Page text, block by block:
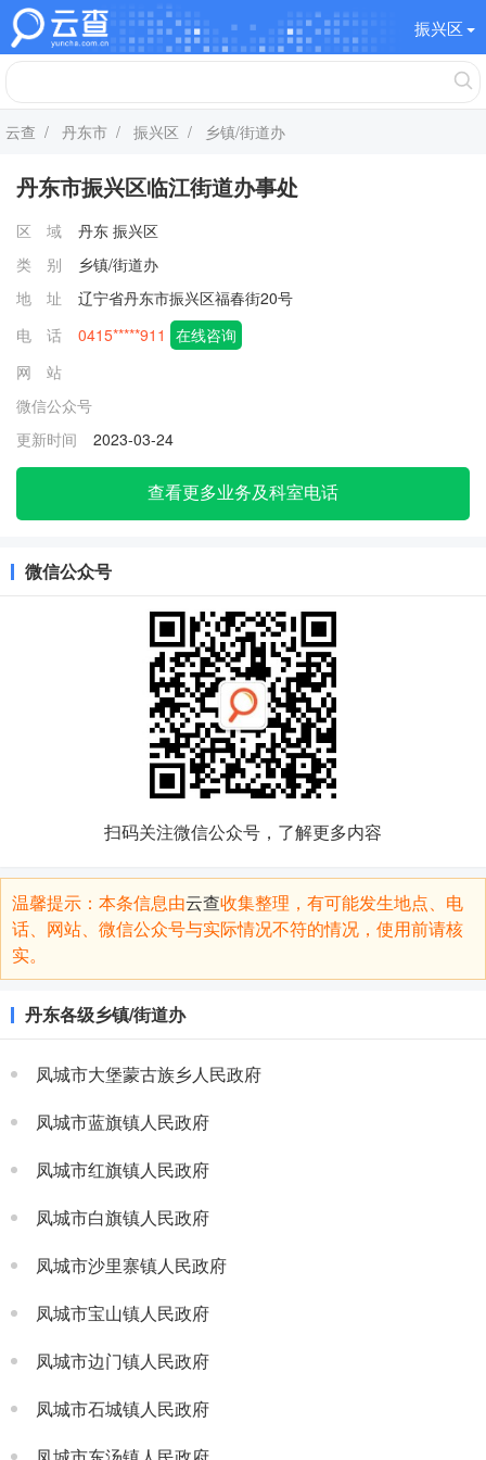
振兴区
云查 / 丹东市 / 振兴区 / 乡镇/街道办
丹东市振兴区临江街道办事处
区 域 丹东 振兴区
类 别
乡镇/街道办
地 址
辽宁省丹东市振兴区福春街20号
电 话
0415*****911 在线咨询
网 站
微信公众号
更新时间
2023-03-24
查看更多业务及科室电话
微信公众号
扫码关注微信公众号，了解更多内容
温馨提示：本条信息由云查收集整理，有可能发生地点、电
话、网站、微信公众号与实际情况不符的情况，使用前请核
实。
丹东各级乡镇/街道办
凤城市大堡蒙古族乡人民政府
凤城市蓝旗镇人民政府
凤城市红旗镇人民政府
凤城市白旗镇人民政府
凤城市沙里寨镇人民政府
凤城市宝山镇人民政府
凤城市边门镇人民政府
凤城市石城镇人民政府